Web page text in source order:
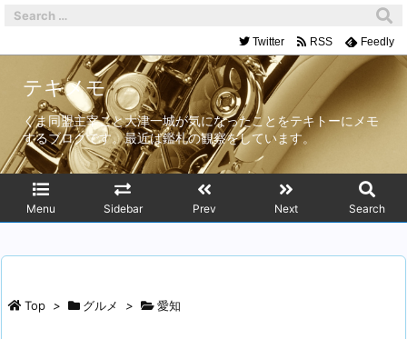
テキメモ
くま同盟主宰こと大津一城が気になったことをテキトーにメモ
するブログです。最近は鑑札の観察をしています。
Menu Sidebar Prev Next Search
Twitter RSS Feedly
Top > グルメ > 愛知